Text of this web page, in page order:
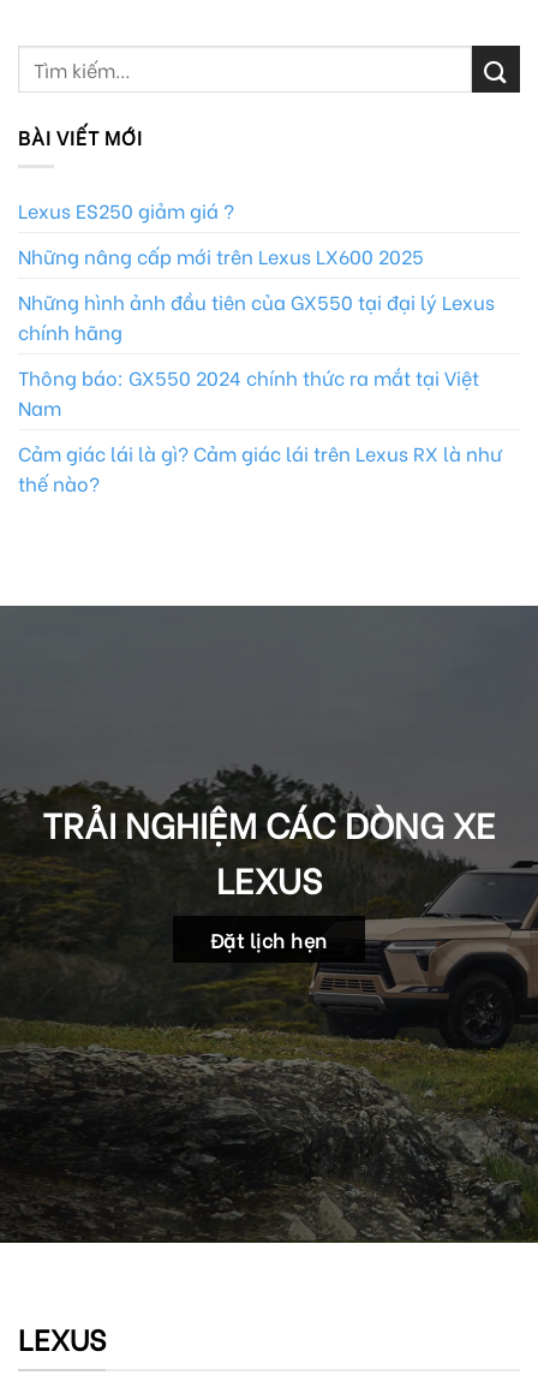
BÀI VIẾT MỚI
Lexus ES250 giảm giá ?
Những nâng cấp mới trên Lexus LX600 2025
Những hình ảnh đầu tiên của GX550 tại đại lý Lexus
chính hãng
Thông báo: GX550 2024 chính thức ra mắt tại Việt
Nam
Cảm giác lái là gì? Cảm giác lái trên Lexus RX là như
thế nào?
TRẢI NGHIỆM CÁC DÒNG XE
LEXUS
Đặt lịch hẹn
LEXUS